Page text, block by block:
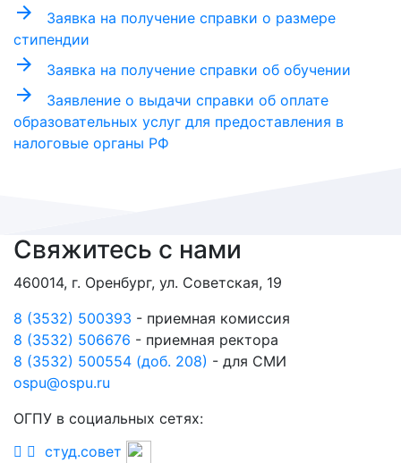
arrow_forward
Заявка на получение справки о размере
стипендии
arrow_forward Заявка на получение справки об обучении
arrow_forward
Заявление о выдачи справки об оплате
образовательных услуг для предоставления в
налоговые органы РФ
Свяжитесь с нами
460014, г. Оренбург, ул. Советская, 19
8 (3532) 500393 - приемная комиссия
8 (3532) 506676 - приемная ректора
8 (3532) 500554 (доб. 208) - для СМИ
ospu@ospu.ru
ОГПУ в социальных сетях:
студ.совет